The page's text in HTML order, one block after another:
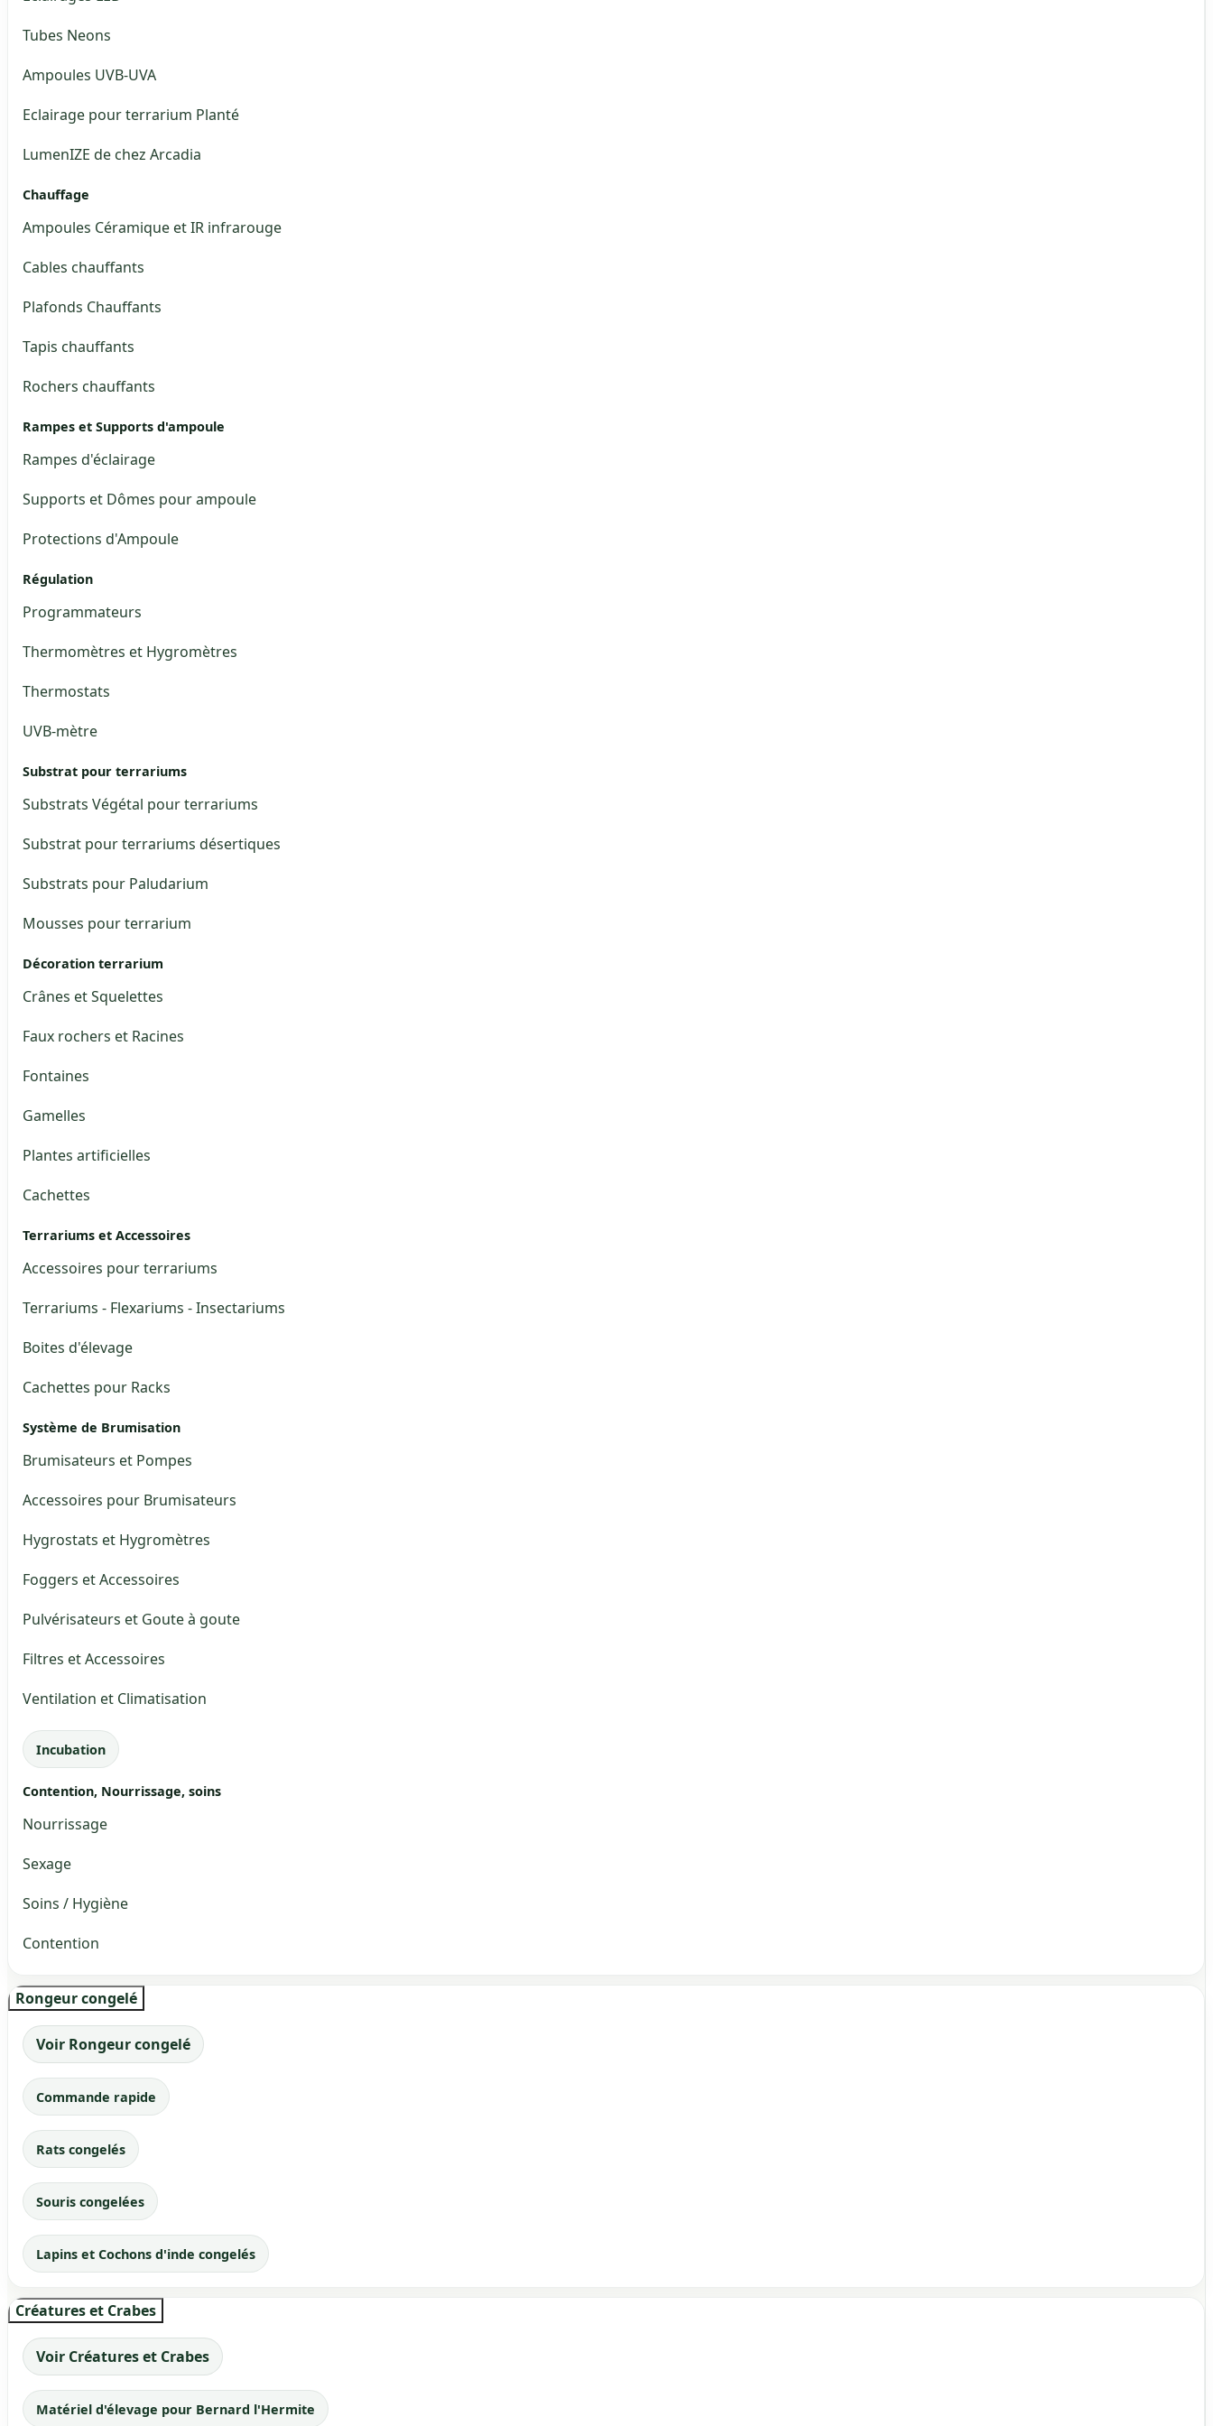
Tubes Neons
Ampoules UVB-UVA
Eclairage pour terrarium Planté
LumenIZE de chez Arcadia
Chauffage
Ampoules Céramique et IR infrarouge
Cables chauffants
Plafonds Chauffants
Tapis chauffants
Rochers chauffants
Rampes et Supports d'ampoule
Rampes d'éclairage
Supports et Dômes pour ampoule
Protections d'Ampoule
Régulation
Programmateurs
Thermomètres et Hygromètres
Thermostats
UVB-mètre
Substrat pour terrariums
Substrats Végétal pour terrariums
Substrat pour terrariums désertiques
Substrats pour Paludarium
Mousses pour terrarium
Décoration terrarium
Crânes et Squelettes
Faux rochers et Racines
Fontaines
Gamelles
Plantes artificielles
Cachettes
Terrariums et Accessoires
Accessoires pour terrariums
Terrariums - Flexariums - Insectariums
Boites d'élevage
Cachettes pour Racks
Système de Brumisation
Brumisateurs et Pompes
Accessoires pour Brumisateurs
Hygrostats et Hygromètres
Foggers et Accessoires
Pulvérisateurs et Goute à goute
Filtres et Accessoires
Ventilation et Climatisation
Incubation
Contention, Nourrissage, soins
Nourrissage
Sexage
Soins / Hygiène
Contention
Rongeur congelé
Voir Rongeur congelé
Commande rapide
Rats congelés
Souris congelées
Lapins et Cochons d'inde congelés
Créatures et Crabes
Voir Créatures et Crabes
Matériel d'élevage pour Bernard l'Hermite